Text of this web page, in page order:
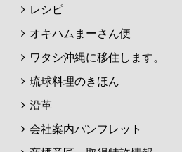
レシピ
オキハムまーさん便
ワタシ沖縄に移住します。
琉球料理のきほん
沿革
会社案内パンフレット